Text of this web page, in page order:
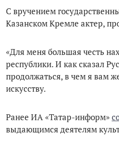
С вручением
Казанском Кремле актер,
«Для меня большая честь
республики. И как сказал
продолжаться, в чем я вам
искусству.
Ранее ИА «Татар-информ»
выдающимся деятелям